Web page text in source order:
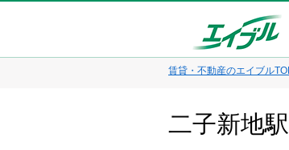
賃貸・不動産のエイブル
二子新地